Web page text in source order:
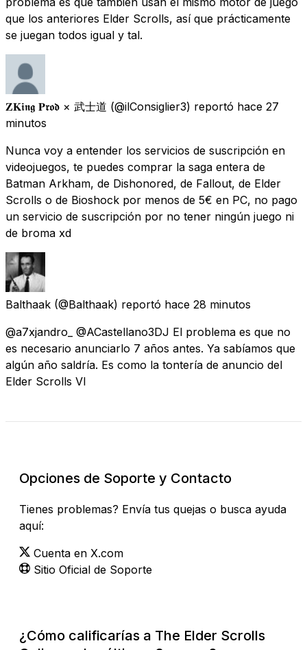
que los anteriores Elder Scrolls, así que prácticamente
se juegan todos igual y tal.
𝐙𝐊𝖎𝖓𝖌 𝐏𝖗𝖔𝖉 × 武士道 (@ilConsiglier3) reportó hace 27
minutos
Nunca voy a entender los servicios de suscripción en
videojuegos, te puedes comprar la saga entera de
Batman Arkham, de Dishonored, de Fallout, de Elder
Scrolls o de Bioshock por menos de 5€ en PC, no pago
un servicio de suscripción por no tener ningún juego ni
de broma xd
Balthaak (@Balthaak) reportó hace 28 minutos
@a7xjandro_ @ACastellano3DJ El problema es que no
es necesario anunciarlo 7 años antes. Ya sabíamos que
algún año saldría. Es como la tontería de anuncio del
Elder Scrolls VI
Opciones de Soporte y Contacto
Tienes problemas? Envía tus quejas o busca ayuda
aquí:
Cuenta en X.com
Sitio Oficial de Soporte
¿Cómo calificarías a The Elder Scrolls